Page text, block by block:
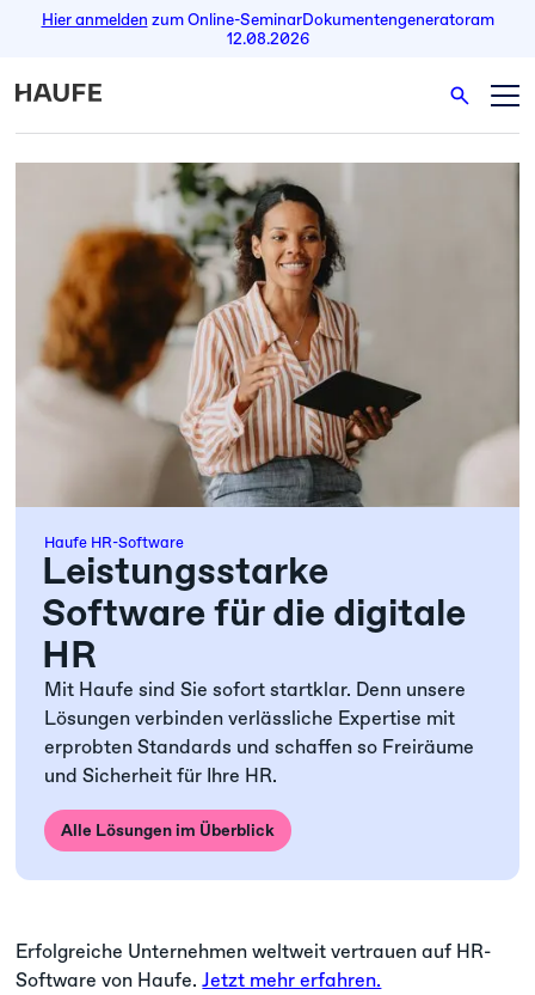
Hier anmelden zum Online-SeminarDokumentengeneratoram
12.08.2026
Haufe HR-Software
Leistungsstarke
Software für die digitale
HR
Mit Haufe sind Sie sofort startklar. Denn unsere
Lösungen verbinden verlässliche Expertise mit
erprobten Standards und schaffen so Freiräume
und Sicherheit für Ihre HR.
Alle Lösungen im Überblick
Erfolgreiche Unternehmen weltweit vertrauen auf HR-
Software von Haufe.Jetzt mehr erfahren.